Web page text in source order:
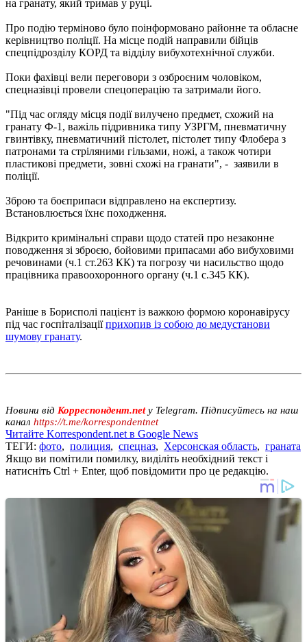
на гранату, який тримав у руці.
Про подію терміново було поінформовано районне та обласне
керівництво поліції. На місце подій направили бійців
спецпідрозділу КОРД та відділу вибухотехнічної служби.
Поки фахівці вели переговори з озброєним чоловіком,
спецназівці провели спецоперацію та затримали його.
"Під час огляду місця події вилучено предмет, схожий на
гранату Ф-1, важіль підривника типу УЗРГМ, пневматичну
гвинтівку, пневматичний пістолет, пістолет типу Флобера з
патронами та стріляними гільзами, ножі, а також чотири
пластикові предмети, зовні схожі на гранати", - заявили в
поліції.
Зброю та боєприпаси відправлено на експертизу.
Встановлюється їхнє походження.
Відкрито кримінальні справи щодо статей про незаконне
поводження зі зброєю, бойовими припасами або вибуховими
речовинами (ч.1 ст.263 КК) та погрозу чи насильство щодо
працівника правоохоронного органу (ч.1 с.345 КК).
Раніше в Борисполі пацієнт із важкою формою коронавірусу
під час госпіталізаціїприхопив із собою до медустанови
шумову гранату.
Новини від Корреспондент.netу Telegram. Підписуйтесь на наш
канал https://t.me/korrespondentnet
Читайте Korrespondent.net в Google News
ТЕГИ: фото, полиция, спецназ, Херсонская область, граната
Якщо ви помітили помилку, виділіть необхідний текст і
натисніть Ctrl + Enter, щоб повідомити про це редакцію.